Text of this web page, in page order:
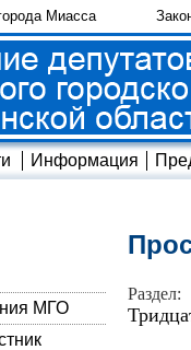
Миасса
Информация
МГО
Раздел: